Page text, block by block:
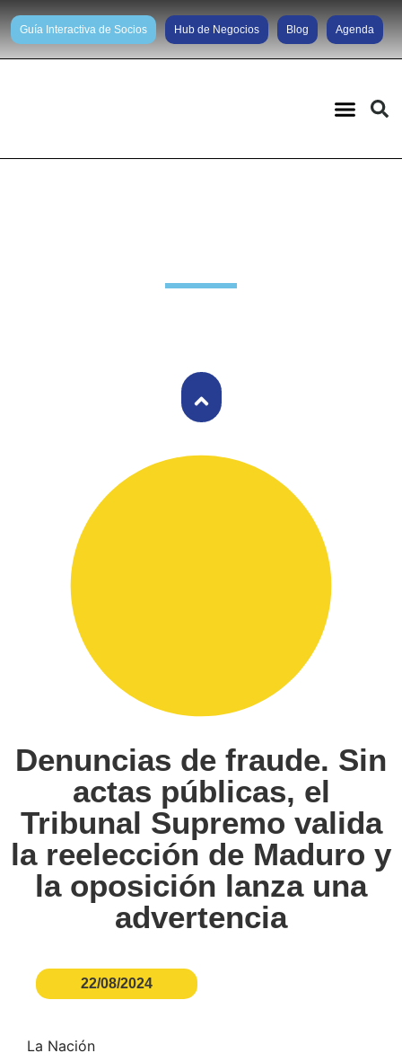
Guía Interactiva de Socios Hub de Negocios Blog Agenda
Denuncias de fraude. Sin
actas públicas, el
Tribunal Supremo valida
la reelección de Maduro y
la oposición lanza una
advertencia
22/08/2024
La Nación